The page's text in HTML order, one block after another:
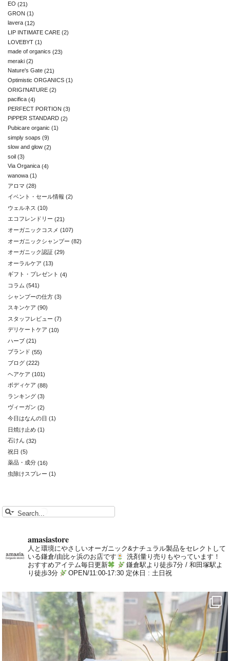
EO (21)
GRON (1)
lavera (12)
LIP INTIMATE CARE (2)
LOVEBYT (1)
made of organics (23)
meraki (2)
Nature's Gate (21)
Optimistic ORGANICS (1)
ORIGI'NATURE (2)
pacifica (4)
PERFECT PORTION (3)
PiPPER STANDARD (2)
Pubicare organic (1)
simply soaps (9)
slow and glow (2)
soil (3)
Via Organica (4)
wanowa (1)
アロマ (28)
イベント・セール情報 (2)
ウェルネス (10)
エコフレンドリー (21)
オーガニックコスメ (107)
オーガニックシャンプー (82)
オーガニック認証 (29)
オーラルケア (13)
ギフト・プレゼント (4)
コラム (541)
シャンプーの仕方 (3)
スキンケア (90)
スタッフレビュー (7)
デリケートケア (10)
ハーブ (21)
ブランド (55)
ブログ (222)
ヘアケア (101)
ボディケア (88)
ランキング (3)
ヴィーガン (2)
今日はなんの日 (1)
日焼け止め (1)
石けん (32)
祝日 (5)
薬品・成分 (16)
虫除けスプレー (1)
amasiastore
人と環境にやさしいオーガニック&ナチュラル製品をセレクトして
いる鎌倉/由比ヶ浜のお店です
洗剤量り売りもやっています！
おすすめアイテム毎日更新
鎌倉駅より徒歩7分 / 和田塚駅よ
り徒歩3分
OPEN/11:00-17:30 定休日 : 土日祝